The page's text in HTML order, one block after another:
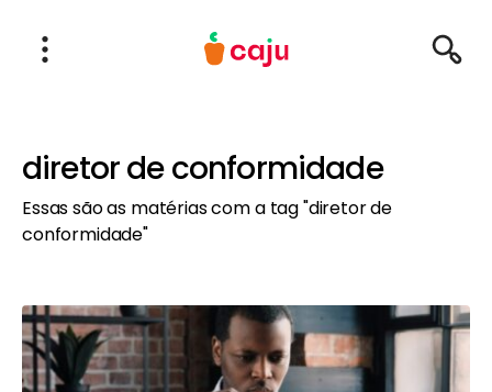
Menu Principal
Abrir Menu
diretor de conformidade
Essas são as matérias com a tag "diretor de
conformidade"